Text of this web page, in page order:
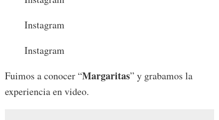
Instagram
Instagram
Fuimos a conocer “Margaritas” y grabamos la
experiencia en video.